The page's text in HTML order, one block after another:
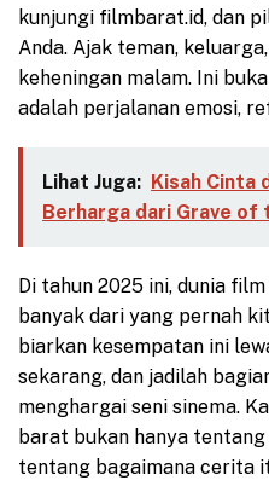
kunjungi filmbarat.id, dan
Anda. Ajak teman,
keheningan malam. Ini
adalah perjalanan emosi,
Lihat Juga: Kisah Cinta
Berharga dari Grave of
Di tahun 2025 ini, dunia
banyak dari yang pernah
biarkan kesempatan ini
sekarang, dan jadilah
menghargai seni sinema.
barat bukan hanya
tentang bagaimana cerita